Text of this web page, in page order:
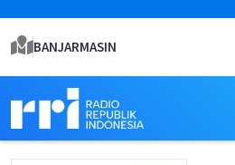
BANJARMASIN